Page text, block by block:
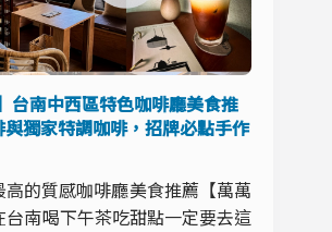
台南中西區特色咖啡廳美食推
獨家特調咖啡，招牌必點手作
的質感咖啡廳美食推薦【萬萬
台南喝下午茶吃甜點一定要去這